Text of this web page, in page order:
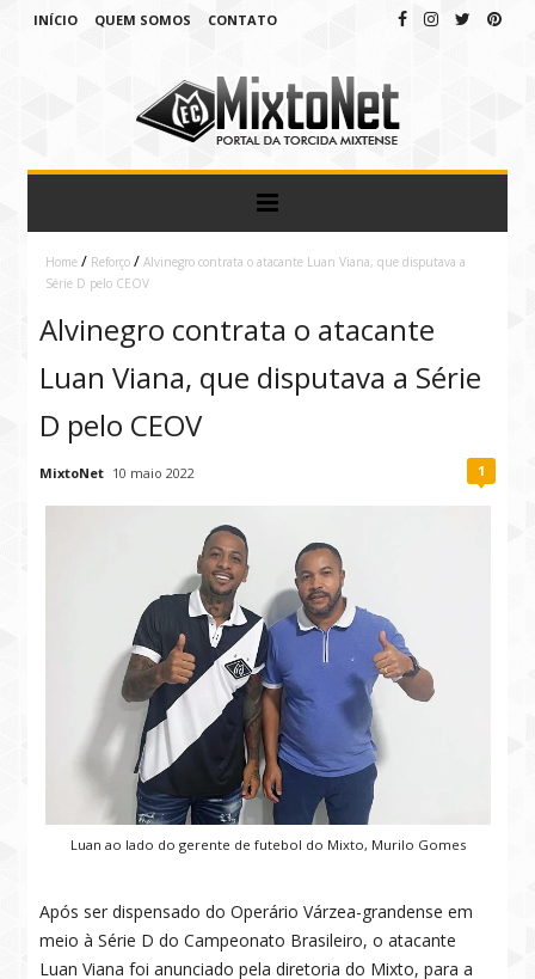
INÍCIO QUEM SOMOS CONTATO
Home / Reforço / Alvinegro contrata o atacante Luan Viana, que disputava a
Série D pelo CEOV
Alvinegro contrata o atacante
Luan Viana, que disputava a Série
D pelo CEOV
MixtoNet 10 maio 2022 1
Luan ao lado do gerente de futebol do Mixto, Murilo Gomes
Após ser dispensado do Operário Várzea-grandense em
meio à Série D do Campeonato Brasileiro, o atacante
Luan Viana foi anunciado pela diretoria do Mixto, para a